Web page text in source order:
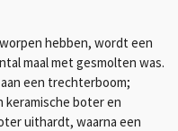
hebben, wordt een
maal met gesmolten was.
een trechterboom;
keramische boter en
uithardt, waarna een